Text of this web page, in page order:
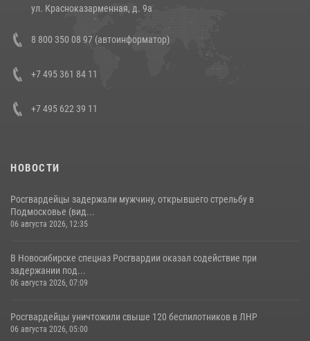
14 июля 2026, 12:20
В Росгвардии прошла военно-научная конференция по обобщению
боевого опыта
ул. Красноказарменная, д. 9а
8 800 350 08 97 (автоинформатор)
+7 495 361 84 11
+7 495 622 39 11
НОВОСТИ
Росгвардейцы задержали мужчину, открывшего стрельбу в
Подмосковье (вид...
06 августа 2026, 12:35
В Новосибирске спецназ Росгвардии оказал содействие при
задержании под...
06 августа 2026, 07:09
Росгвардейцы уничтожили свыше 120 беспилотников в ЛНР
06 августа 2026, 05:00